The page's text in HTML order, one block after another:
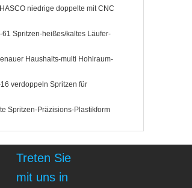
niedrige doppelte mit CNC
Spritzen-heißes/kaltes Läufer-
Haushalts-multi Hohlraum-
verdoppeln Spritzen für
Spritzen-Präzisions-Plastikform
Treten Sie
mit uns in